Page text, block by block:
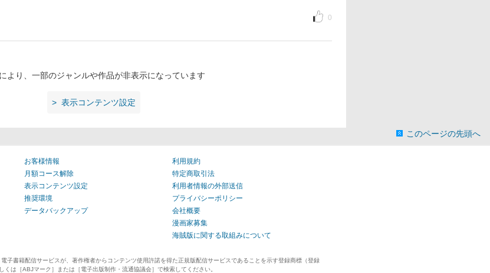
0
より、一部のジャンルや作品が非表示になっています
表示コンテンツ設定
このページの先頭へ
お客様情報
月額コース解除
表示コンテンツ設定
推奨環境
データバックアップ
利用規約
特定商取引法
利用者情報の外部送信
プライバシーポリシー
会社概要
漫画家募集
海賊版に関する取組みについて
子書籍配信サービスが、著作権者からコンテンツ使用許諾を得た正規版配信サービスであることを示す登録商標（登録
は［ABJマーク］または［電子出版制作・流通協議会］で検索してください。